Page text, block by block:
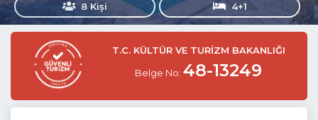
8 Kişi 4+1
T.C. KÜLTÜR VE TURİZM BAKANLIĞI
Belge No: 48-13249